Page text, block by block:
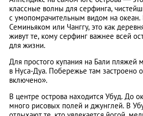
классные волны для серфинга,
с умопомрачительным видом на океан.
Семиньяком или Чанггу, это как
живут те, кому серфинг важнее всей
для жизни.
Для простого купания на Бали пляжей
в Нуса-Дуа. Побережье там застроено
включено».
В центре острова находится Убуд. До
много рисовых полей и джунглей. В